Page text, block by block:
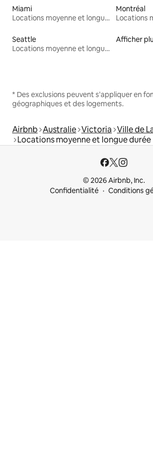
Miami
Locations moyenne et longue durée
Montréal
Seattle
Locations moyenne et longue durée
Afficher
* Des exclusions peuvent s'appliquer en
géographiques et des logements.
Airbnb Australie Victoria Ville de
Locations moyenne et longue durée
© 2026 Airbnb, Inc.
Confidentialité
Conditions